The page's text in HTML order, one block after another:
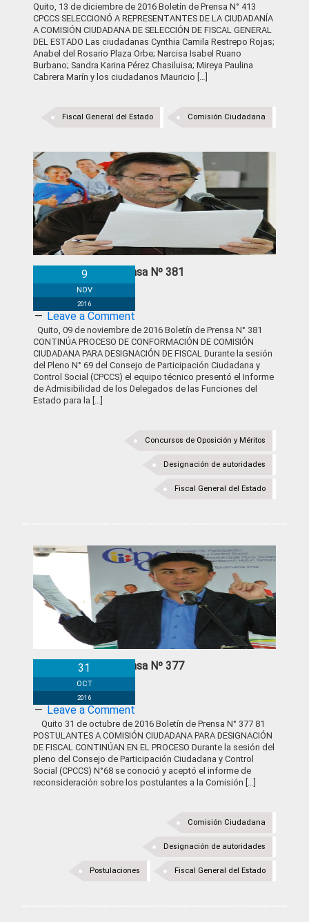
Quito, 13 de diciembre de 2016 Boletín de Prensa N° 413
CPCCS SELECCIONÓ A REPRESENTANTES DE LA CIUDADANÍA
A COMISIÓN CIUDADANA DE SELECCIÓN DE FISCAL GENERAL
DEL ESTADO Las ciudadanas Cynthia Camila Restrepo Rojas;
Anabel del Rosario Plaza Orbe; Narcisa Isabel Ruano
Burbano; Sandra Karina Pérez Chasiluisa; Mireya Paulina
Cabrera Marín y los ciudadanos Mauricio […]
Comisión Ciudadana
Fiscal General del Estado
Boletín de Prensa Nº 381
9
NOV
2016
Leave a Comment
Quito, 09 de noviembre de 2016 Boletín de Prensa N° 381
CONTINÚA PROCESO DE CONFORMACIÓN DE COMISIÓN
CIUDADANA PARA DESIGNACIÓN DE FISCAL Durante la sesión
del Pleno N° 69 del Consejo de Participación Ciudadana y
Control Social (CPCCS) el equipo técnico presentó el Informe
de Admisibilidad de los Delegados de las Funciones del
Estado para la […]
Concursos de Oposición y Méritos
Designación de autoridades
Fiscal General del Estado
Boletín de Prensa Nº 377
31
OCT
2016
Leave a Comment
Quito 31 de octubre de 2016 Boletín de Prensa N° 377 81
POSTULANTES A COMISIÓN CIUDADANA PARA DESIGNACIÓN
DE FISCAL CONTINÚAN EN EL PROCESO Durante la sesión del
pleno del Consejo de Participación Ciudadana y Control
Social (CPCCS) N°68 se conoció y aceptó el informe de
reconsideración sobre los postulantes a la Comisión […]
Comisión Ciudadana
Designación de autoridades
Fiscal General del Estado
Postulaciones